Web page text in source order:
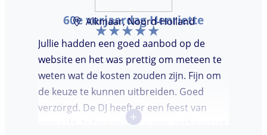
60e verjaardag Henriette
Alkmaar, Noord-Holland
Jullie hadden een goed aanbod op de
website en het was prettig om meteen te
weten wat de kosten zouden zijn. Fijn om
de keuze te kunnen uitbreiden. Goed
verzorgd. De DJ heeft er een feest van
gemaakt. Iedereen was super enthousiast,
+